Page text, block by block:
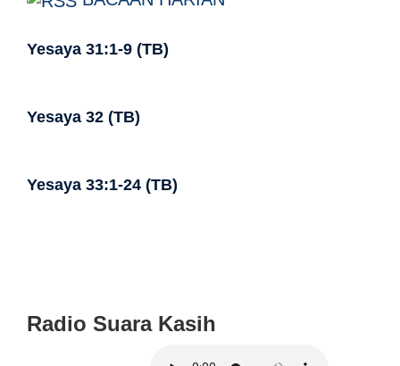
Yesaya 31:1-9 (TB)
Yesaya 32 (TB)
Yesaya 33:1-24 (TB)
Radio Suara Kasih